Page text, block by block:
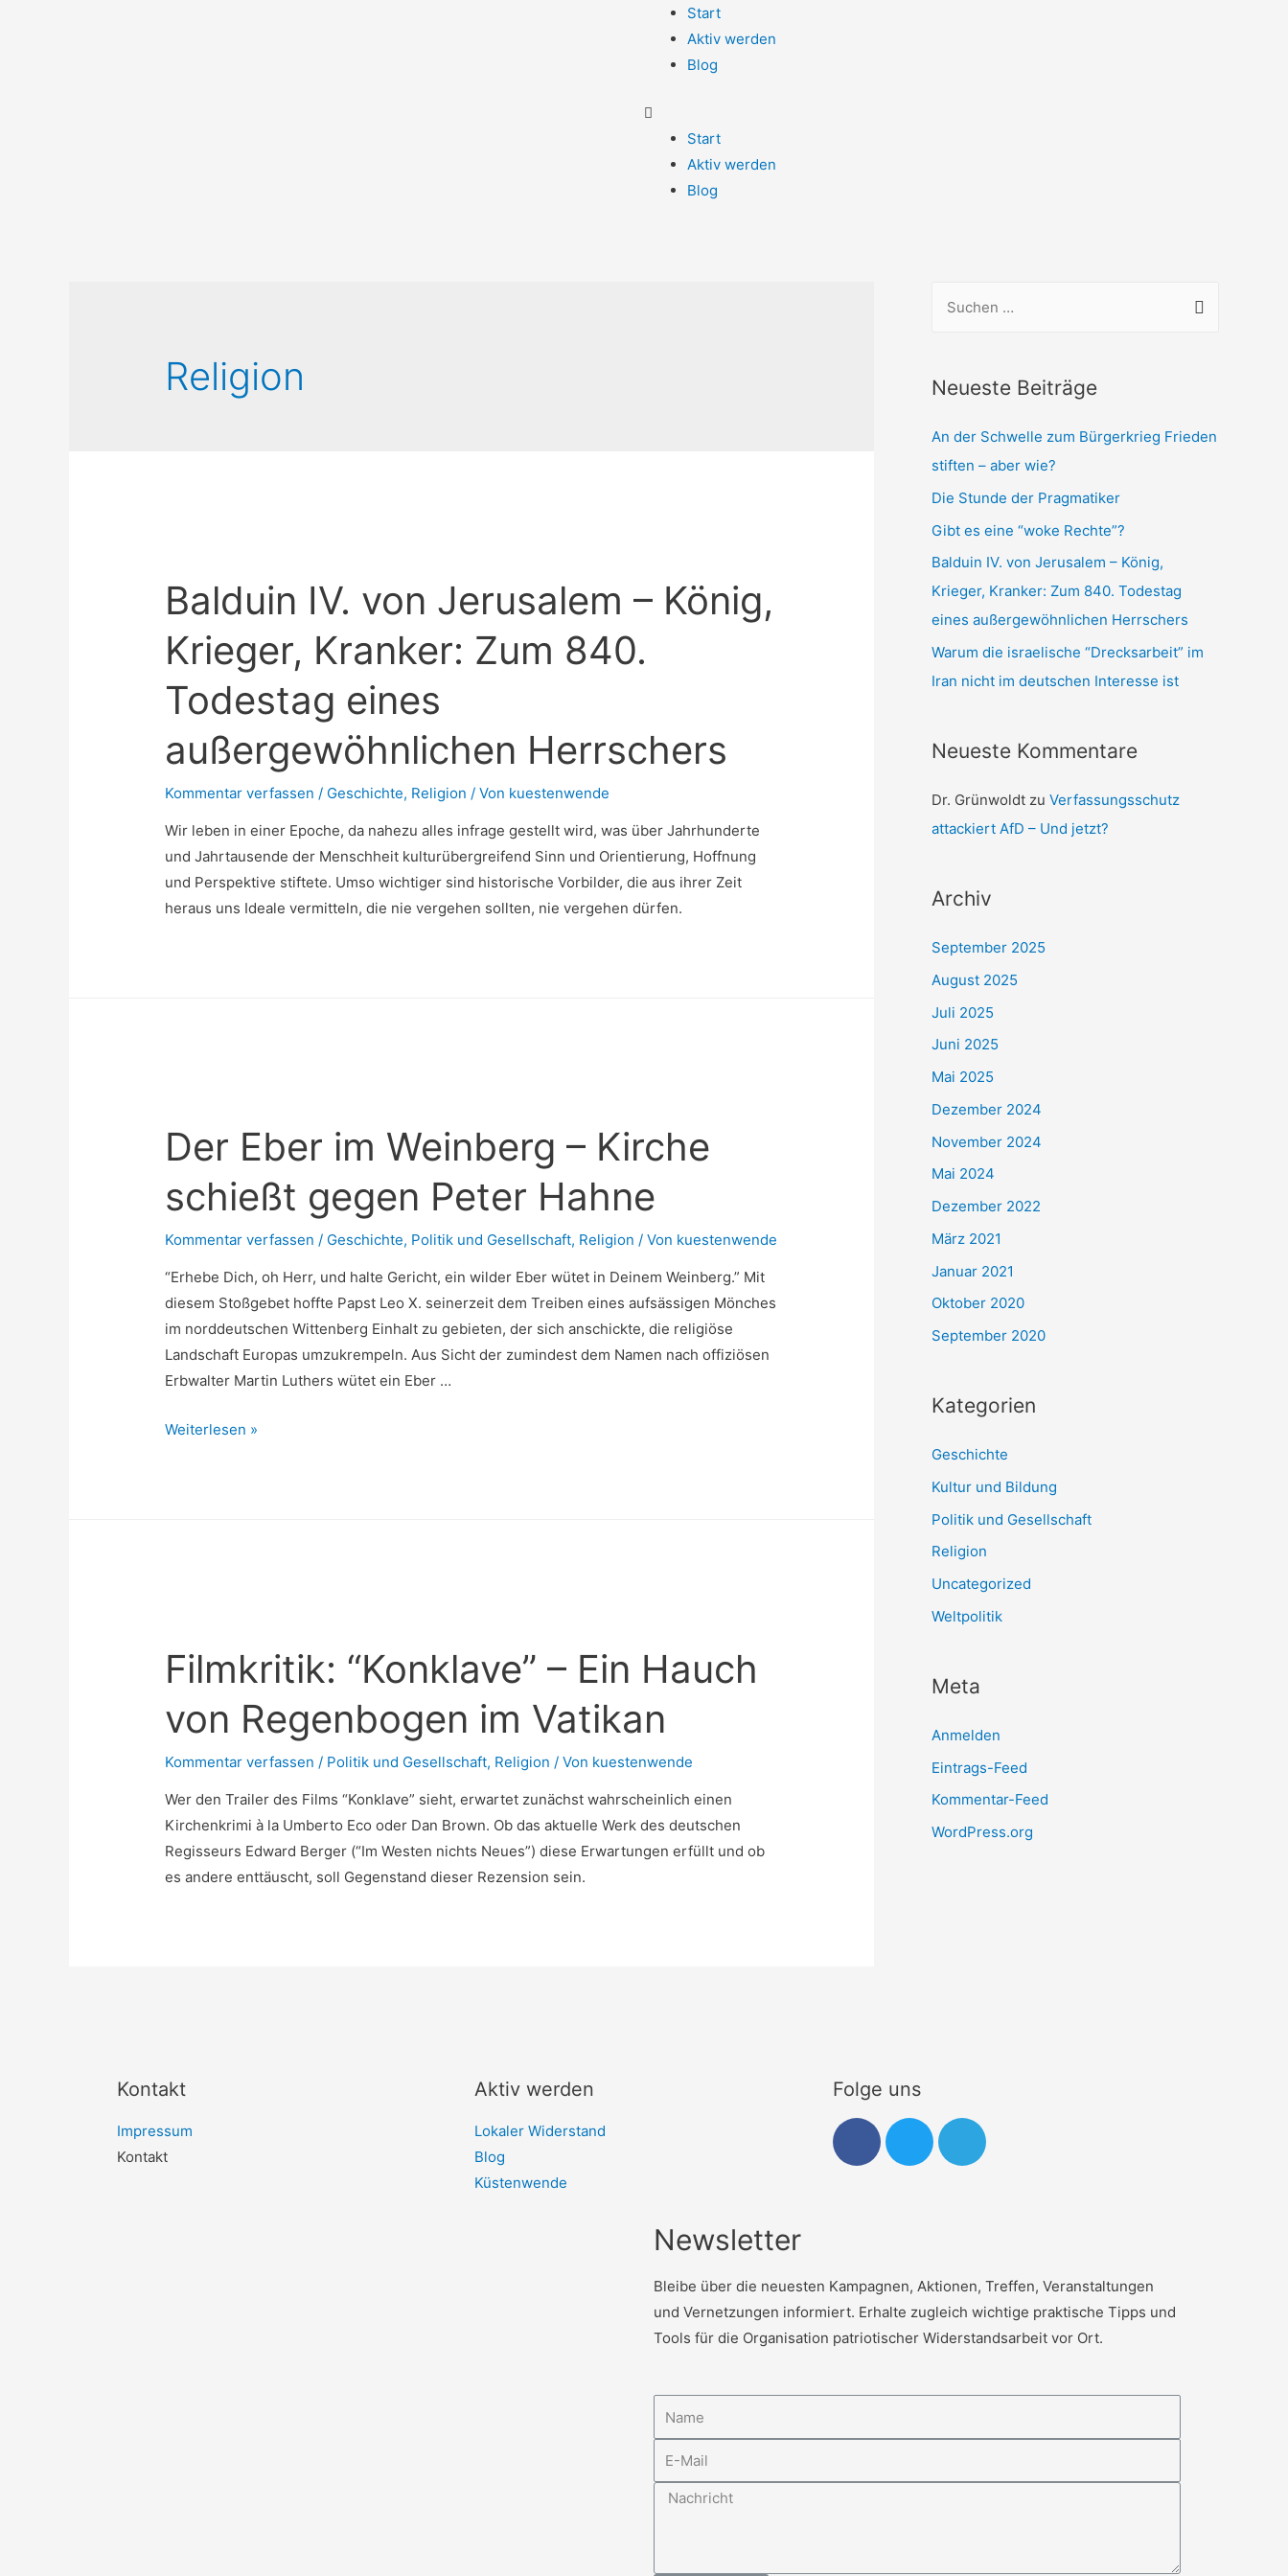
Start
Aktiv werden
Blog
Start
Aktiv werden
Blog
Religion
Balduin IV. von Jerusalem – König,
Krieger, Kranker: Zum 840.
Todestag eines
außergewöhnlichen Herrschers
Kommentar verfassen / Geschichte, Religion / Von kuestenwende
Wir leben in einer Epoche, da nahezu alles infrage gestellt wird, was über Jahrhunderte
und Jahrtausende der Menschheit kulturübergreifend Sinn und Orientierung, Hoffnung
und Perspektive stiftete. Umso wichtiger sind historische Vorbilder, die aus ihrer Zeit
heraus uns Ideale vermitteln, die nie vergehen sollten, nie vergehen dürfen.
Der Eber im Weinberg – Kirche
schießt gegen Peter Hahne
Kommentar verfassen / Geschichte, Politik und Gesellschaft, Religion / Von kuestenwende
“Erhebe Dich, oh Herr, und halte Gericht, ein wilder Eber wütet in Deinem Weinberg.” Mit
diesem Stoßgebet hoffte Papst Leo X. seinerzeit dem Treiben eines aufsässigen Mönches
im norddeutschen Wittenberg Einhalt zu gebieten, der sich anschickte, die religiöse
Landschaft Europas umzukrempeln. Aus Sicht der zumindest dem Namen nach offiziösen
Erbwalter Martin Luthers wütet ein Eber …
Weiterlesen »
Filmkritik: “Konklave” – Ein Hauch
von Regenbogen im Vatikan
Kommentar verfassen / Politik und Gesellschaft, Religion / Von kuestenwende
Wer den Trailer des Films “Konklave” sieht, erwartet zunächst wahrscheinlich einen
Kirchenkrimi à la Umberto Eco oder Dan Brown. Ob das aktuelle Werk des deutschen
Regisseurs Edward Berger (“Im Westen nichts Neues”) diese Erwartungen erfüllt und ob
es andere enttäuscht, soll Gegenstand dieser Rezension sein.
Neueste Beiträge
An der Schwelle zum Bürgerkrieg Frieden
stiften – aber wie?
Die Stunde der Pragmatiker
Gibt es eine “woke Rechte”?
Balduin IV. von Jerusalem – König,
Krieger, Kranker: Zum 840. Todestag
eines außergewöhnlichen Herrschers
Warum die israelische “Drecksarbeit” im
Iran nicht im deutschen Interesse ist
Neueste Kommentare
Dr. Grünwoldt zu Verfassungsschutz
attackiert AfD – Und jetzt?
Archiv
September 2025
August 2025
Juli 2025
Juni 2025
Mai 2025
Dezember 2024
November 2024
Mai 2024
Dezember 2022
März 2021
Januar 2021
Oktober 2020
September 2020
Kategorien
Geschichte
Kultur und Bildung
Politik und Gesellschaft
Religion
Uncategorized
Weltpolitik
Meta
Anmelden
Eintrags-Feed
Kommentar-Feed
WordPress.org
Kontakt
Impressum
Kontakt
Aktiv werden
Lokaler Widerstand
Blog
Küstenwende
Folge uns
Newsletter
Bleibe über die neuesten Kampagnen, Aktionen, Treffen, Veranstaltungen
und Vernetzungen informiert. Erhalte zugleich wichtige praktische Tipps und
Tools für die Organisation patriotischer Widerstandsarbeit vor Ort.